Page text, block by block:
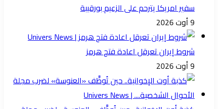
سفير امريكا يترحم على الزعيم بورقيبة
9 أوت 2026
شروط إيران تعرقل اعادة فتح هرمز
9 أوت 2026